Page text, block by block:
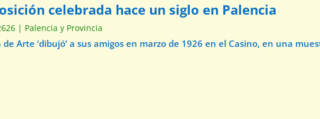
celebrada hace un siglo en Palencia
| Palencia y Provincia
Arte ‘dibujó’ a sus amigos en marzo de 1926 en el Casino, en una